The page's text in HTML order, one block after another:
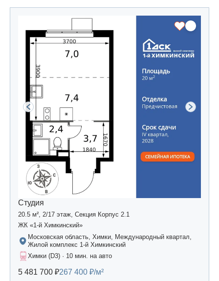
Студия
20.5 м², 2/17 этаж, Секция Корпус 2.1
ЖК «1-й Химкинский»
Московская область, Химки, Международный квартал,
Жилой комплекс 1-й Химкинский
Химки (D3) · 10 мин. на авто
5 481 700 ₽267 400 ₽/м²